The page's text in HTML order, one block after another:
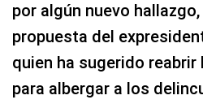
por algún nuevo
propuesta del
quien ha sugerido
para albergar a los